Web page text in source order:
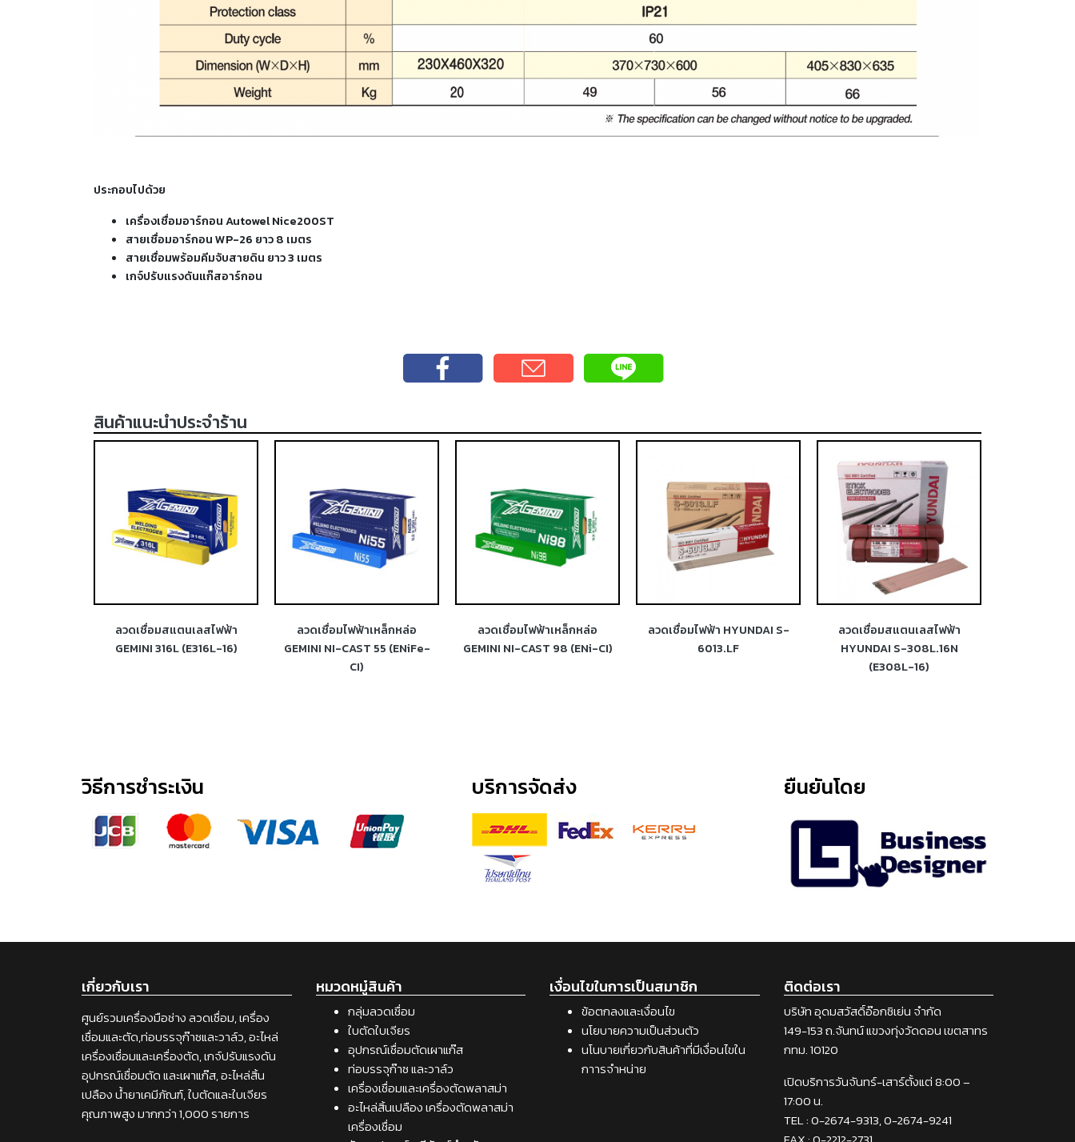
ประกอบไปด้วย
เครื่องเชื่อมอาร์กอน Autowel Nice200ST
สายเชื่อมอาร์กอน WP-26 ยาว 8 เมตร
สายเชื่อมพร้อมคีมจับสายดิน ยาว 3 เมตร
เกจ์ปรับแรงดันแก๊สอาร์กอน
สินค้าแนะนำประจำร้าน
ลวดเชื่อมไฟฟ้าเหล็กหล่อ
GEMINI NI-CAST 55 (ENiFe-
ลวดเชื่อมไฟฟ้าเหล็กหล่อ
GEMINI NI-CAST 98 (ENi-CI)
ลวดเชื่อมไฟฟ้า HYUNDAI S-
6013.LF
ลวดเชื่อมสแตนเลสไฟฟ้า
HYUNDAI S-308L.16N
ลวดเชื่อมสแตนเลสไฟฟ้า
HYUNDAI S-312.16 (E312-16)
วิธีการชำระเงิน บริการจัดส่ง ยืนยันโดย
เกี่ยวกับเรา
ศูนย์รวมเครื่องมือช่าง ลวดเชื่อม, เครื่อง
เชื่อมและตัด,ท่อบรรจุก๊าซและวาล์ว, อะไหล่
เครื่องเชื่อมและเครื่องตัด, เกจ์ปรับแรงดัน
อุปกรณ์เชื่อมตัด และเผาแก๊ส, อะไหล่สิ้น
เปลือง น้ำยาเคมีภัณฑ์, ใบตัดและใบเจียร
คุณภาพสูง มากกว่า 1,000 รายการ
หมวดหมู๋สินค้า
กลุ่มลวดเชื่อม
ใบตัดใบเจียร
อุปกรณ์เชื่อมตัดเผาแก๊ส
ท่อบรรจุก๊าซ และวาล์ว
เครื่องเชื่อมและเครื่องตัดพลาสม่า
อะไหล่สิ้นเปลือง เครื่องตัดพลาสม่า
เครื่องเชื่อม
เงื่อนไขในการเป็นสมาชิก
ข้อตกลงและเงื่อนไข
นโยบายความเป็นส่วนตัว
นโนบายเกี่ยวกับสินค้าที่มีเงื่อนไขใน
กาารจำหน่าย
ติดต่อเรา
บริษัท อุดมสวัสดิ์อ๊อกซิเย่น จำกัด
149-153 ถ.จันทน์ แขวงทุ่งวัดดอน เขตสาทร
กทม. 10120
เปิดบริการวันจันทร์-เสาร์ตั้งแต่ 8:00 –
17:00 น.
TEL : 0-2674-9313, 0-2674-9241